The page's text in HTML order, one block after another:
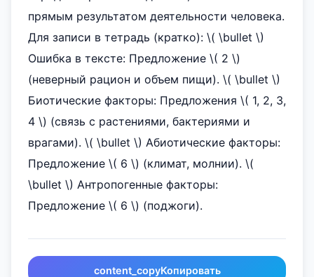
прямым результатом деятельности человека.
Для записи в тетрадь (кратко): \( \bullet \)
Ошибка в тексте: Предложение \( 2 \)
(неверный рацион и объем пищи). \( \bullet \)
Биотические факторы: Предложения \( 1, 2, 3,
4 \) (связь с растениями, бактериями и
врагами). \( \bullet \) Абиотические факторы:
Предложение \( 6 \) (климат, молнии). \(
\bullet \) Антропогенные факторы:
Предложение \( 6 \) (поджоги).
content_copyКопировать